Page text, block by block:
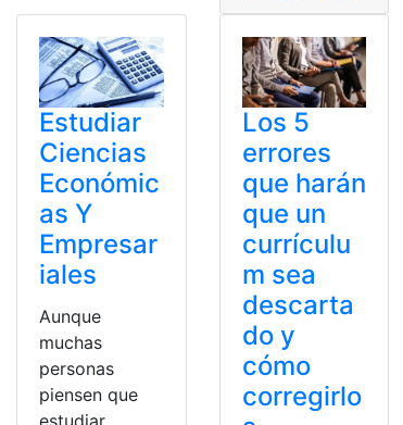
Estudiar
Ciencias
Económic
as Y
Empresar
iales
Aunque
muchas
personas
piensen que
estudiar
Los 5
errores
que harán
que un
currículu
m sea
descarta
do y
cómo
corregirlo